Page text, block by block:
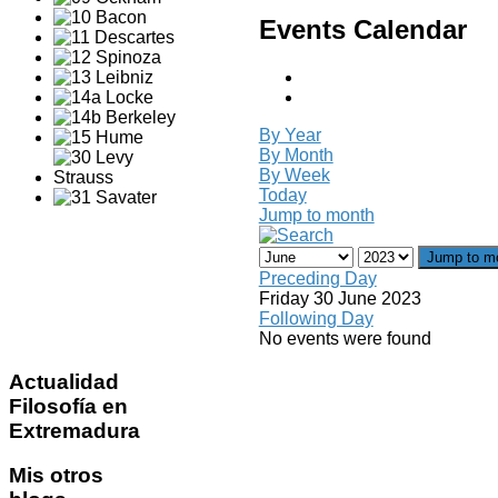
Events Calendar
By Year
By Month
By Week
Today
Jump to month
Jump to
Preceding Day
Friday 30 June 2023
Following Day
No events were found
Actualidad
Filosofía en
Extremadura
Mis otros